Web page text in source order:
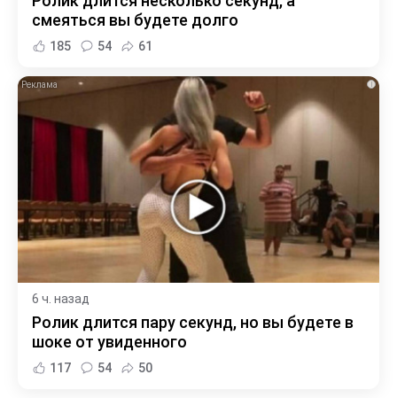
смеяться вы будете долго
185 54 61
i
6 ч. назад
Ролик длится пару секунд, но вы будете в
шоке от увиденного
117 54 50